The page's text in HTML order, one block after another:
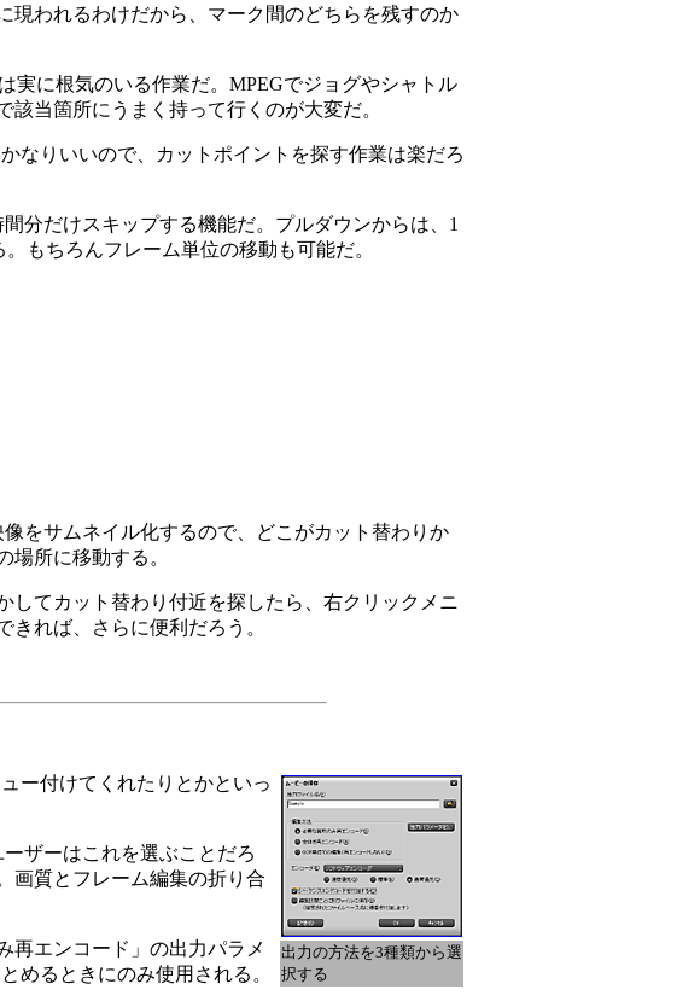
現われるわけだから、マーク間のどちらを残すのか
実に根気のいる作業だ。MPEGでジョグやシャトル
当箇所にうまく持って行くのが大変だ。
なりいいので、カットポイントを探す作業は楽だろ
分だけスキップする機能だ。プルダウンからは、1
もちろんフレーム単位の移動も可能だ。
をサムネイル化するので、どこがカット替わりか
所に移動する。
てカット替わり付近を探したら、右クリックメニ
れば、さらに便利だろう。
出力の方法を3種類から選
択する
ー付けてくれたりとかといっ
ザーはこれを選ぶことだろ
画質とフレーム編集の折り合
再エンコード」の出力パラメ
めるときにのみ使用される。